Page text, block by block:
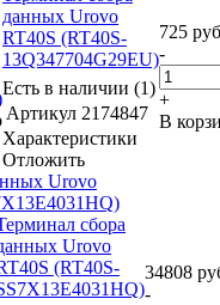
данных Urovo
RT40S (RT40S-
13Q347704G29EU)
Есть в наличии (1)
Артикул 2174847
Характеристики
Отложить
725
-
+
В
Urovo
сбора
Urovo
(RT40S-
34808
-